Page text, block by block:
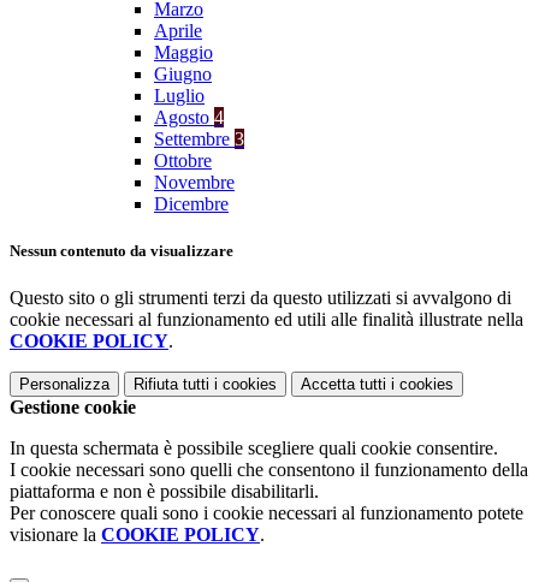
Marzo
Aprile
Maggio
Giugno
Luglio
Agosto 4
Settembre 3
Ottobre
Novembre
Dicembre
Nessun contenuto da visualizzare
Questo sito o gli strumenti terzi da questo utilizzati si avvalgono di
cookie necessari al funzionamento ed utili alle finalità illustrate nella
COOKIE POLICY.
Personalizza Rifiuta tutti i cookies Accetta tutti i cookies
Gestione cookie
In questa schermata è possibile scegliere quali cookie consentire.
I cookie necessari sono quelli che consentono il funzionamento della
piattaforma e non è possibile disabilitarli.
Per conoscere quali sono i cookie necessari al funzionamento potete
visionare la COOKIE POLICY.